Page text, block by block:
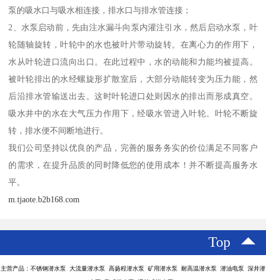
泵的吸水口与吸水相连接，排水口与排水管连接；
2、水泵启动前，先由注水漏斗向泵内灌注引水，然后启动水泵，叶
轮随轴旋转，叶轮中的水也被叶片带动旋转。在离心力的作用下，
水从叶轮进口流向出口。在此过程中，水的动能和力能均被提高。
被叶轮排出的水经螺旋形扩散室后，大部分动能转变为压力能，然
后沿排水管输送出去。这时叶轮进口处则因水的排出而形成真空。
吸水井中的水在大气压力作用下，经吸水管进入叶轮。叶轮不断旋
转，排水便不间断地进行。
我们公司坚持以优良的产品，完善的服务务实的价位满足不同客户
的需求，在提升品质的同时降低您的使用成本！并不断提高服务水
平。
m.tjaote.b2b168.com
Top
主营产品：不锈钢潜水泵 大流量潜水泵 高扬程潜水泵 矿用潜水泵 耐高温潜水泵 潜油电泵 深井潜